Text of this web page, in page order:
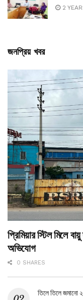
2
জনপ্রিয় খবর
প্রিমিয়ার স্টিল মিলে
অভিযোগ
0 SHARES
তিলে তিলে জমানো